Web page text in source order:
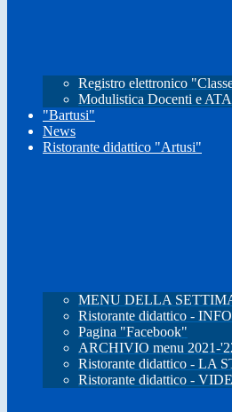
Registro elettronico
Modulistica Docenti e ATA
"Bartusi"
News
Ristorante didattico "Artusi"
MENU DELLA
Ristorante didattico -
Pagina "Facebook"
ARCHIVIO menu 2021-
Ristorante didattico - LA
Ristorante didattico -